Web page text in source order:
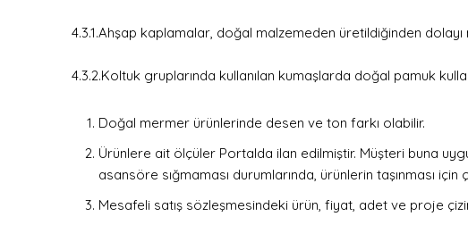
4.3.1.Ahşap kaplamalar, doğal malzemeden üretildiğinden
4.3.2.Koltuk gruplarında kullanılan kumaşlarda doğal pamuk
Doğal mermer ürünlerinde desen ve ton farkı olabilir.
Ürünlere ait ölçüler Portalda ilan edilmiştir. Müşteri buna
asansöre sığmaması durumlarında, ürünlerin taşınması
Mesafeli satış sözleşmesindeki ürün, fiyat, adet ve proje